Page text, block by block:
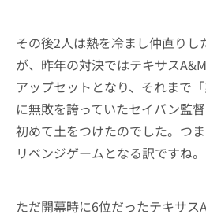
その後2人は熱を冷まし仲直りし
が、昨年の対決ではテキサス
アップセットとなり、それまで
に無敗を誇っていたセイバン監
初めて土をつけたのでした。つ
リベンジゲームとなる訳ですね。
ただ開幕時に6位だったテキサス